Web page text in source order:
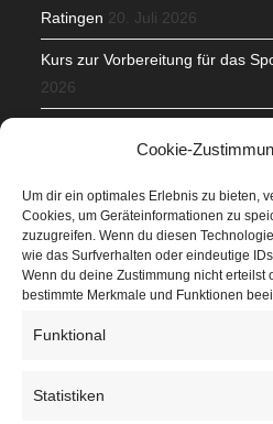
Cookie-
Um dir ein optimales Erlebnis zu bieten,
Cookies, um Geräteinformationen zu
zuzugreifen. Wenn du diesen
wie das Surfverhalten oder eindeutige
Wenn du deine Zustimmung nicht erteilst
bestimmte Merkmale und Funktionen
Funktional
Statistiken
Ratingen 20. Juli 2026
Kurs zur Vorbereitung für das
2026
Veranstaltungen
Höffner Run